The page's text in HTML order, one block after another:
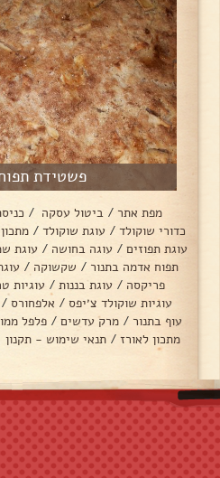
פשטידת
מפת אתר / ביטול עסקה /
כדורי שוקולד / עוגת שוקולד /
עוגת תפוזים / עוגה בחושה / עוגת
תפוח אדמה בתנור / שקשוקה /
פריקסה / עוגת בננות / עוגיות
עוגיות שוקולד צ׳יפס / אלפחורס /
עוף בתנור / מרק עדשים / פלפל
מתכון לאורז / תנאי שימוש - תקנון